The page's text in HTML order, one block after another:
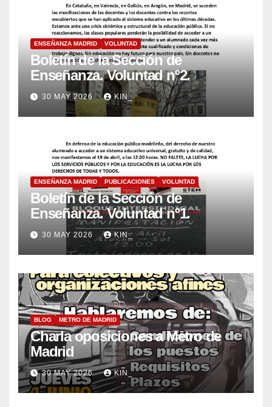
ENSEÑANZA MADRID VOLUNTAD
Boletín de la Sección de
Enseñanza. Voluntad nº2.
30 MAY 2026 KIN_
ENSEÑANZA MADRID PUBLICACIONES VOLUNTAD
Boletín de la Sección de
Enseñanza. Voluntad nº1.
30 MAY 2026 KIN_
BLOG METRO DE MADRID
Charla oposiciones a Metro de
Madrid
30 MAY 2026 KIN_